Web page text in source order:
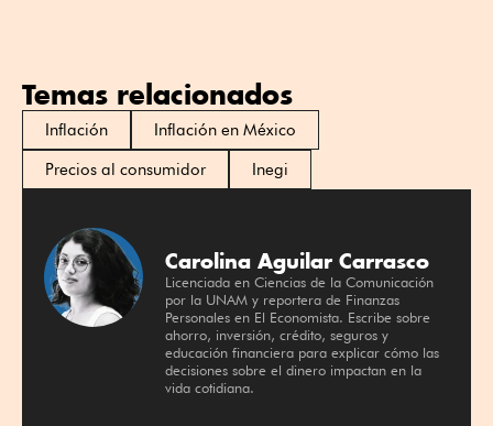
Temas relacionados
Inflación
Inflación en México
Precios al consumidor
Inegi
Carolina Aguilar Carrasco
Licenciada en Ciencias de la Comunicación
por la UNAM y reportera de Finanzas
Personales en El Economista. Escribe sobre
ahorro, inversión, crédito, seguros y
educación financiera para explicar cómo las
decisiones sobre el dinero impactan en la
vida cotidiana.